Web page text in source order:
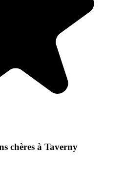
chères à Taverny